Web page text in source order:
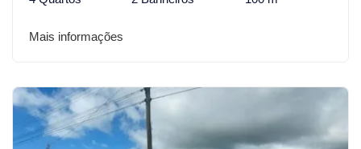
Mais informações